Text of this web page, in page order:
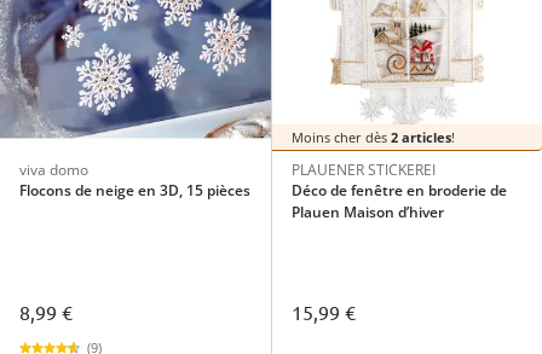
viva domo
Flocons de neige en 3D, 15 pièces
8,99 €
(9)
Moins cher dès 2 articles!
PLAUENER STICKEREI
Déco de fenêtre en broderie de
Plauen Maison d’hiver
15,99 €